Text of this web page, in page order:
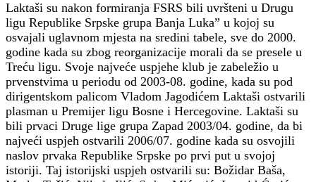
Laktaši su nakon formiranja FSRS bili uvršteni u Drugu
ligu Republike Srpske grupa Banja Luka” u kojoj su
osvajali uglavnom mjesta na sredini tabele, sve do 2000.
godine kada su zbog reorganizacije morali da se presele u
Treću ligu. Svoje najveće uspjehe klub je zabeležio u
prvenstvima u periodu od 2003-08. godine, kada su pod
dirigentskom palicom Vladom Jagodićem Laktaši ostvarili
plasman u Premijer ligu Bosne i Hercegovine. Laktaši su
bili prvaci Druge lige grupa Zapad 2003/04. godine, da bi
najveći uspjeh ostvarili 2006/07. godine kada su osvojili
naslov prvaka Republike Srpske po prvi put u svojoj
istoriji. Taj istorijski uspjeh ostvarili su: Božidar Baša,